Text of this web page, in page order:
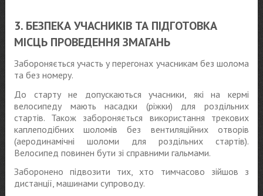
3. БЕЗПЕКА УЧАСНИКІВ ТА ПІДГОТОВКА
МІСЦЬ ПРОВЕДЕННЯ ЗМАГАНЬ
Забороняється участь у перегонах учасникам без шолома
та без номеру.
До старту не допускаються учасники, які на кермі
велосипеду мають насадки (ріжки) для роздільних
стартів. Також забороняється використання трекових
каплеподібних шоломів без вентиляційних отворів
(аеродинамічні шоломи для роздільних стартів).
Велосипед повинен бути зі справними гальмами.
Заборонено підвозити тих, хто тимчасово зійшов з
дистанції, машинами супроводу.